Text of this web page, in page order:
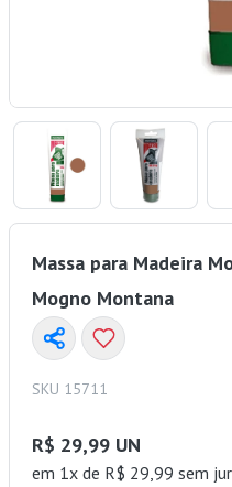
Massa para Madeira
Mogno Montana
SKU 15711
R$ 29,99 UN
em 1x de R$ 29,99 sem